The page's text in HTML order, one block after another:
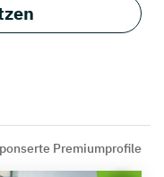
Premiumprofile